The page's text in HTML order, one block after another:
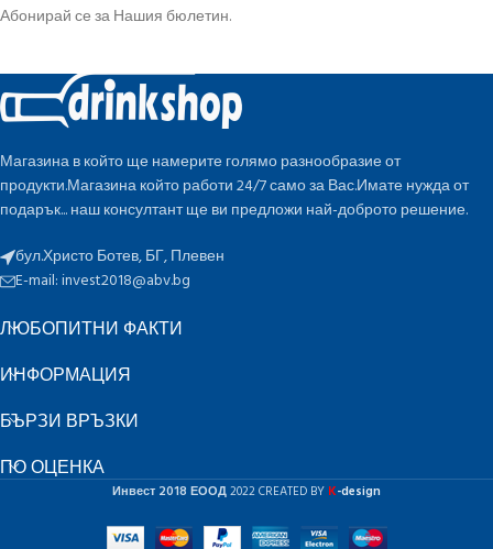
Абонирай се за Нашия бюлетин.
Магазина в който ще намерите голямо разнообразие от
продукти.Магазина който работи 24/7 само за Вас.Имате нужда от
подарък... наш консултант ще ви предложи най-доброто решение.
бул.Христо Ботев, БГ, Плевен
E-mail:invest2018@abv.bg
ЛЮБОПИТНИ ФАКТИ
ИНФОРМАЦИЯ
БЪРЗИ ВРЪЗКИ
ПО ОЦЕНКА
Инвест 2018 ЕООД2022 CREATED BY K-design